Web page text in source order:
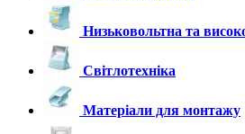
Низьковольтна та
Світлотехніка
Матеріали для монтажу